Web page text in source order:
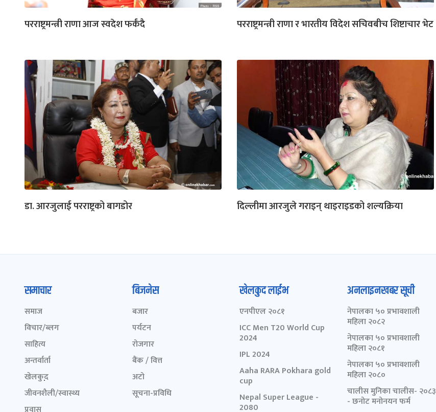
परराष्ट्रमन्त्री राणा आज स्वदेश फर्कंदै परराष्ट्रमन्त्री राणा र भारतीय विदेश सचिवबीच शिष्टाचार भेट
डा. आरजुलाई परराष्ट्रको बागडोर दिल्लीमा आरजुले गराइन् थाइराइडको शल्यक्रिया
समाचार
समाज
विचार/ब्लग
साहित्य
अन्तर्वार्ता
खेलकुद़़
जीवनशैली/स्वास्थ्य
बिजनेस
बजार
पर्यटन
रोजगार
बैंक / वित्त
अटो
सूचना-प्रविधि
खेलकुद लाईभ
एनपीएल २०८१
ICC Men T20 World Cup
2024
IPL 2024
Aaha RARA Pokhara gold
cup
Nepal Super League -
2080
अनलाइनखबर सूची
नेपालका ५० प्रभावशाली
महिला २०८२
नेपालका ५० प्रभावशाली
महिला २०८१
नेपालका ५० प्रभावशाली
महिला २०८०
चालीस मुनिका चालीस- २०८३
- छनोट मनोनयन फर्म